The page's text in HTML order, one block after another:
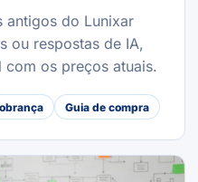
antigos do Lunixar
ou respostas de IA,
os preços atuais.
Guia de compra